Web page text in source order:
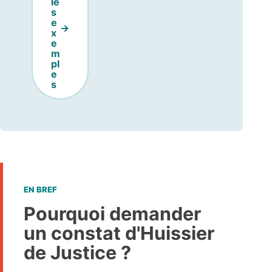
s
e
x
e
m
pl
e
s
EN BREF
Pourquoi demander
un constat d'Huissier
de Justice ?